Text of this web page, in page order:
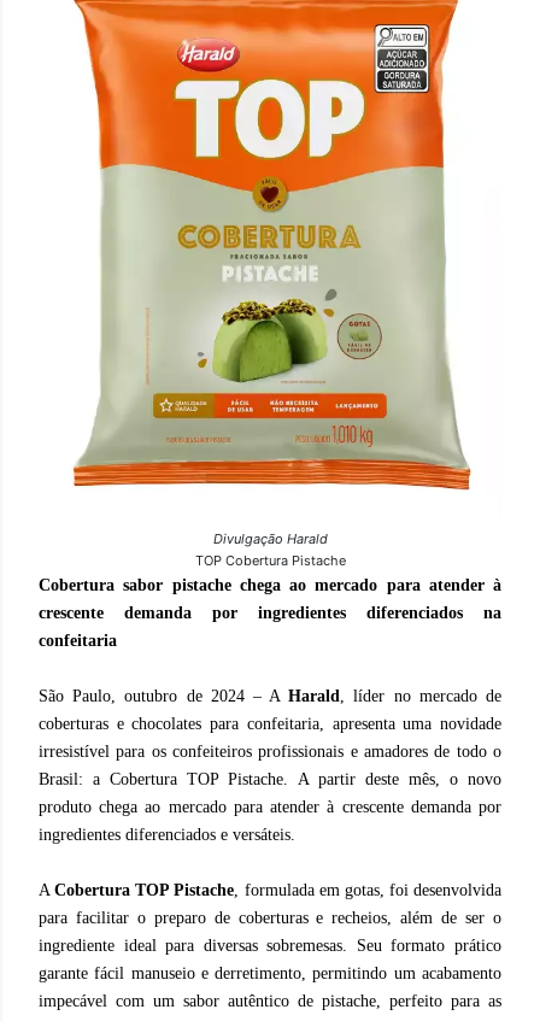
Divulgação Harald
TOP Cobertura Pistache
Cobertura sabor pistachechega ao mercado para atender à
crescente demanda por ingredientes diferenciados na
confeitaria
São Paulo, outubro de 2024 – AHarald , líder no mercado de
coberturas e chocolates para confeitaria, apresenta uma novidade
irresistível para os confeiteiros profissionais e amadores de todo o
Brasil: a Cobertura TOP Pistache. A partir deste mês, o novo
produto chega ao mercado para atender à crescente demanda por
ingredientes diferenciados e versáteis.
ACobertura TOP Pistache , formulada em gotas, foi desenvolvida
para facilitar o preparo de coberturas e recheios, além de ser o
ingrediente ideal para diversas sobremesas. Seu formato prático
garante fácil manuseio e derretimento, permitindo um acabamento
impecável com um sabor autêntico de pistache, perfeito para as